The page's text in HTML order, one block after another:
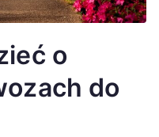
o
do